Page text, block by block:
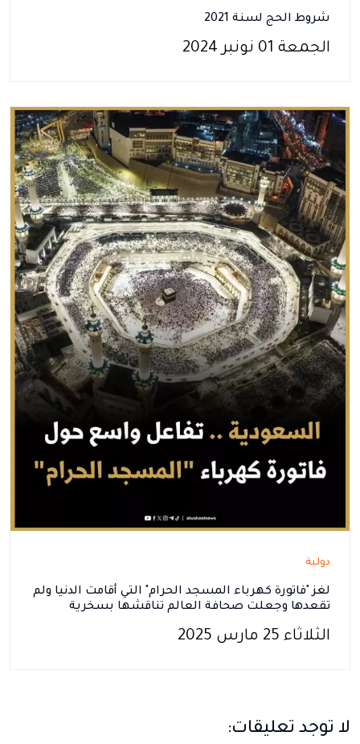
شروط الحج لسنة 2021
الجمعة 01 نونبر 2024
دولية
لغز "فاتورة كهرباء المسجد الحرام" التي أقامت الدنيا ولم
تقعدها وجعلت صحافة العالم تناقشها بسخرية
الثلاثاء 25 مارس 2025
لا توجد تعليقات: